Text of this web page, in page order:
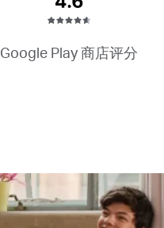
Google Play 商店评分